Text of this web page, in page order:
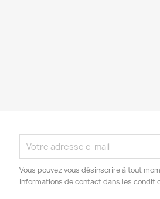
Vous pouvez vous désinscrire à tout
informations de contact dans les